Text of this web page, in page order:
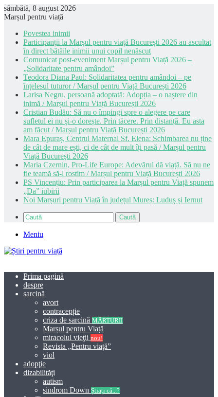
sâmbătă, 8 august 2026
Marșul pentru viață
Povestea inimii
Participanții la Marșul pentru viață București 2026 au ascultat
în direct bătăile inimii unui copil nenăscut
Comunicat post-eveniment Marșul pentru Viață 2026 –
„Solidaritate pentru amândoi”
Teodora Diana Paul: Solidaritatea pentru amândoi – pe
înțelesul tuturor / Marșul pentru Viață București 2026
Larisa Negru, persoană adoptată: Adopția – o naștere din
inimă / Marșul pentru Viață București 2026
Cristian Budău: Să nu o împingi spre o alegere pe care
sufletul ei nu și-o dorește. Prin tăcere. Prin distanță. Eu asta
am făcut / Marșul pentru Viață București 2026
Mara Epuraș, Centrul Maternal Sf. Elena: Schimbarea nu ține
de cât de mare ești, ci de cât de mult îți pasă / Marșul pentru
Viață București 2026
Maria Czernin, Pro-Life Europe: Adevărul dă viață. Să nu ne
fie teamă să-l rostim / Marșul pentru Viață București 2026
PS Vincențiu: Prin participarea la Marșul pentru Viață spunem
„Da” iubirii
Noi Marșuri pentru Viață în județul Mureș: Luduș și Iernut
Caută
Meniu
Prima pagină
despre
sarcină
avort
contracepție
criza de sarcină MĂRTURII
Marșul pentru Viață
miracolul vieţii nou!
Revista „Pentru viață”
viol
adopţie
dizabilităţi
autism
sindrom Down Știați că...?